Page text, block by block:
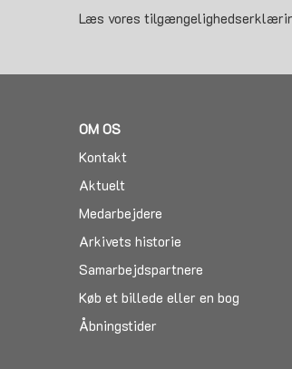
Læs vores
OM OS
Kontakt
Aktuelt
Medarbejdere
Arkivets historie
Samarbejdspartnere
Køb et billede eller en bog
Åbningstider